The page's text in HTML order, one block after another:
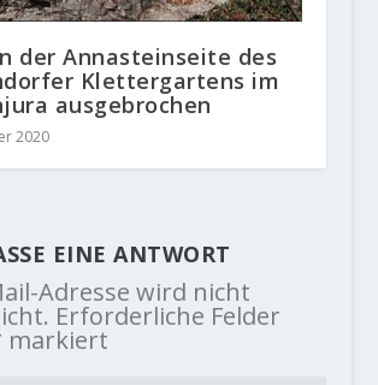
der Annasteinseite des
Klettergartens im
ausgebrochen
2020
EINE ANTWORT
Adresse wird nicht
Erforderliche Felder
markiert